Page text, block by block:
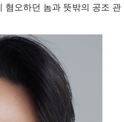
혐오하던 놈과 뜻밖의 공조 관